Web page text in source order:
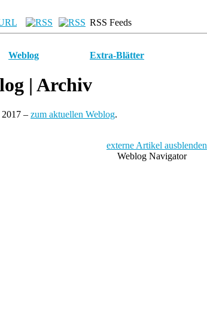
RSS Feeds
Weblog Extra-Blätter
| Archiv
– zum aktuellen Weblog.
externe Artikel ausblenden
Weblog Navigator